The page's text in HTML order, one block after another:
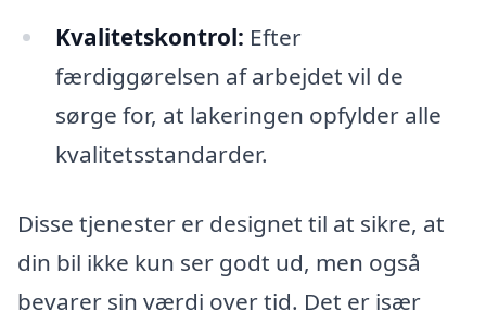
Kvalitetskontrol: Efter
færdiggørelsen af arbejdet vil de
sørge for, at lakeringen opfylder alle
kvalitetsstandarder.
Disse tjenester er designet til at sikre, at
din bil ikke kun ser godt ud, men også
bevarer sin værdi over tid. Det er især